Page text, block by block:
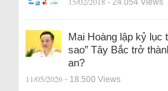
- 24.054 Views
Mai Hoàng lập kỷ lục
sao” Tây Bắc trở
an?
11/05/2026 - 18.500 Views